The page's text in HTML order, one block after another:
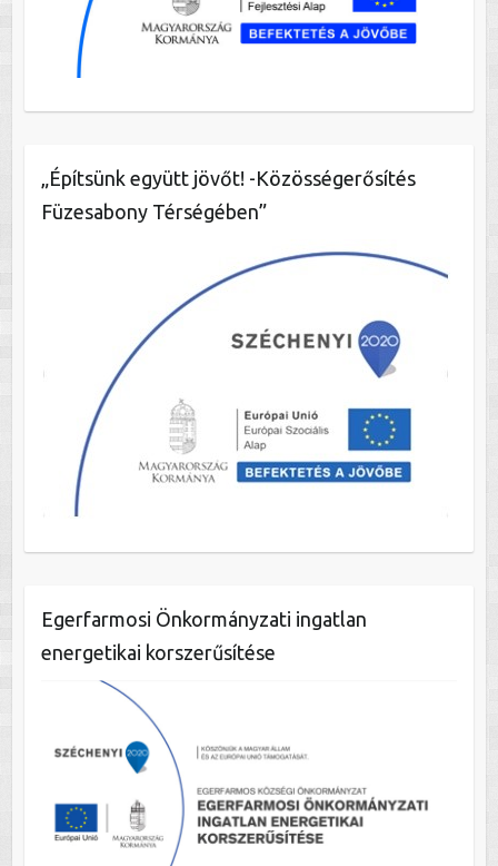
„Építsünk együtt jövőt! -Közösségerősítés
Füzesabony Térségében”
Egerfarmosi Önkormányzati ingatlan
energetikai korszerűsítése